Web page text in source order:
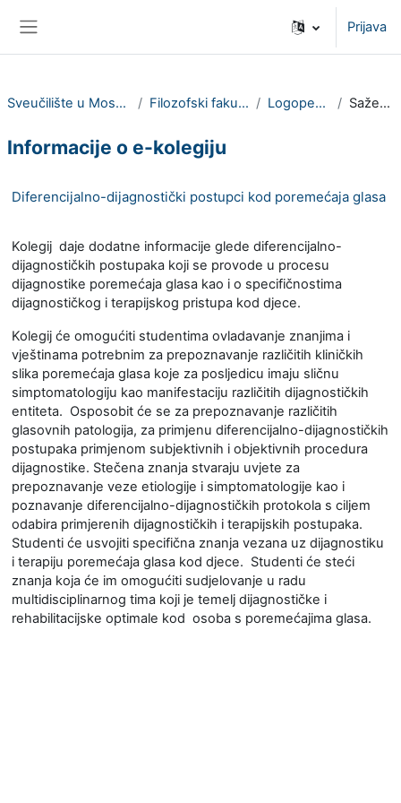
Prijava
Sveučilište u Mostaru Filozofski fakultet Logopedija Sažetak
Informacije o e-kolegiju
Diferencijalno-dijagnostički postupci kod poremećaja glasa
Kolegij daje dodatne informacije glede diferencijalno-
dijagnostičkih postupaka koji se provode u procesu
dijagnostike poremećaja glasa kao i o specifičnostima
dijagnostičkog i terapijskog pristupa kod djece.
Kolegij će omogućiti studentima ovladavanje znanjima i
vještinama potrebnim za prepoznavanje različitih kliničkih
slika poremećaja glasa koje za posljedicu imaju sličnu
simptomatologiju kao manifestaciju različitih dijagnostičkih
entiteta. Osposobit će se za prepoznavanje različitih
glasovnih patologija, za primjenu diferencijalno-dijagnostičkih
postupaka primjenom subjektivnih i objektivnih procedura
dijagnostike. Stečena znanja stvaraju uvjete za
prepoznavanje veze etiologije i simptomatologije kao i
poznavanje diferencijalno-dijagnostičkih protokola s ciljem
odabira primjerenih dijagnostičkih i terapijskih postupaka.
Studenti će usvojiti specifična znanja vezana uz dijagnostiku
i terapiju poremećaja glasa kod djece. Studenti će steći
znanja koja će im omogućiti sudjelovanje u radu
multidisciplinarnog tima koji je temelj dijagnostičke i
rehabilitacijske optimale kod osoba s poremećajima glasa.